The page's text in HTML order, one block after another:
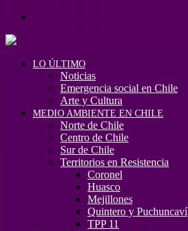
LO ÚLTIMO
Noticias
Emergencia social en Chile
Arte y Cultura
MEDIO AMBIENTE EN CHILE
Norte de Chile
Centro de Chile
Sur de Chile
Territorios en Resistencia
Coronel
Huasco
Mejillones
Quintero y Puchuncaví
TPP 11